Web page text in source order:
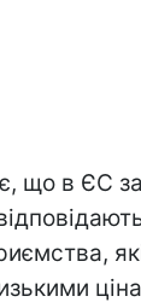
що в ЄС